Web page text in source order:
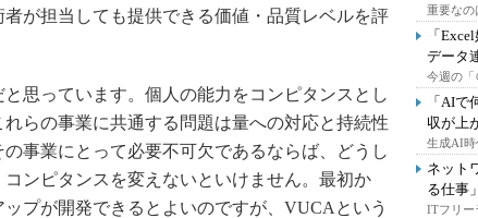
が担当しても提供できる価値・品質レベルを評
思っています。個人の能力をコンピタンスとし
らの事業に共通する問題は量への対応と持続性
事業にとって必要不可欠であるならば、どうし
ンピタンスを変えないといけません。最初か
プが開発できるとよいのですが、VUCAという
重要なの
「
データ
今週の「
「AI
収が上
生成AI時
ネット
る仕事
ITフリー